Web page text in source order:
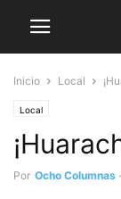
Inicio Local
Local
Por Ocho Columnas